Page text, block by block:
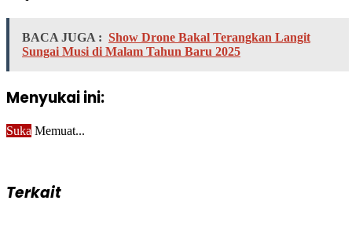
BACA JUGA : Show Drone Bakal Terangkan Langit
Sungai Musi di Malam Tahun Baru 2025
Menyukai ini:
Suka Memuat...
Terkait